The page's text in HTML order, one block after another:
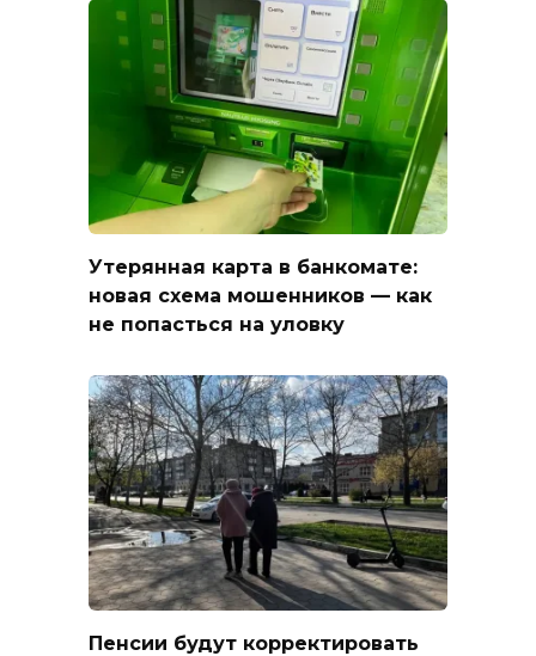
Утерянная карта в банкомате:
новая схема мошенников — как
не попасться на уловку
Пенсии будут корректировать